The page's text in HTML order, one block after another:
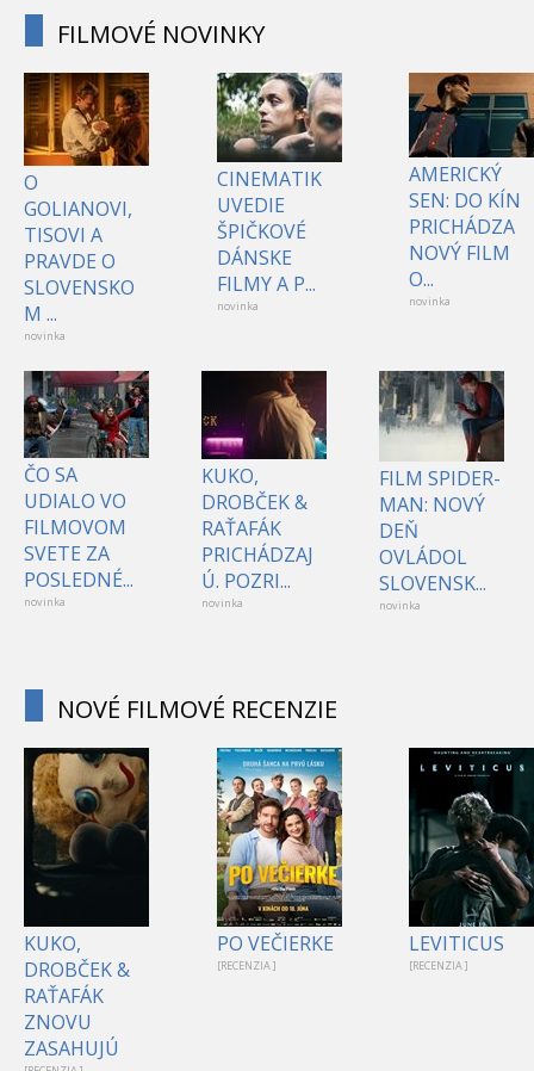
FILMOVÉ NOVINKY
O
GOLIANOVI,
TISOVI A
PRAVDE O
SLOVENSKO
M ...
novinka
CINEMATIK
UVEDIE
ŠPIČKOVÉ
DÁNSKE
FILMY A P...
novinka
AMERICKÝ
SEN: DO KÍN
PRICHÁDZA
NOVÝ FILM
O...
novinka
ČO SA
UDIALO VO
FILMOVOM
SVETE ZA
POSLEDNÉ...
novinka
KUKO,
DROBČEK &
RAŤAFÁK
PRICHÁDZAJ
Ú. POZRI...
novinka
FILM SPIDER-
MAN: NOVÝ
DEŇ
OVLÁDOL
SLOVENSK...
novinka
NOVÉ FILMOVÉ RECENZIE
KUKO,
DROBČEK &
RAŤAFÁK
ZNOVU
ZASAHUJÚ
PO VEČIERKE
[RECENZIA ]
LEVITICUS
[RECENZIA ]